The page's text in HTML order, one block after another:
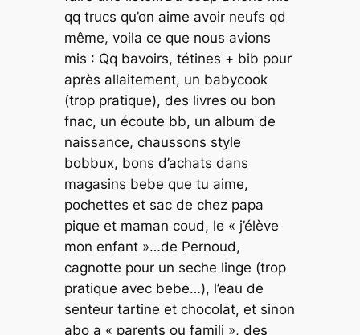
qq trucs qu’on aime avoir neufs qd
même, voila ce que nous avions
mis : Qq bavoirs, tétines + bib pour
après allaitement, un babycook
(trop pratique), des livres ou bon
fnac, un écoute bb, un album de
naissance, chaussons style
bobbux, bons d’achats dans
magasins bebe que tu aime,
pochettes et sac de chez papa
pique et maman coud, le « j’élève
mon enfant »…de Pernoud,
cagnotte pour un seche linge (trop
pratique avec bebe…), l’eau de
senteur tartine et chocolat, et sinon
abo a « parents ou famili », des